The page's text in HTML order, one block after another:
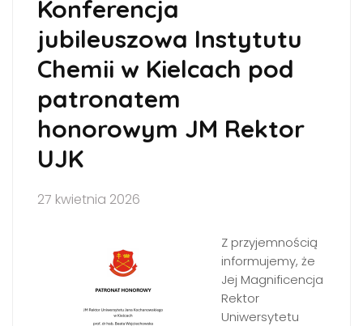
Konferencja
jubileuszowa Instytutu
Chemii w Kielcach pod
patronatem
honorowym JM Rektor
UJK
27 kwietnia 2026
Z przyjemnością
informujemy, że
Jej Magnificencja
Rektor
Uniwersytetu